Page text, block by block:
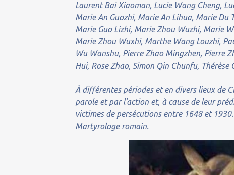
Laurent Bai Xiaoman, Lucie Wang Cheng,
Marie An Guozhi, Marie An Lihua, Marie Du
Marie Guo Lizhi, Marie Zhou Wuzhi, Marie
Marie Zhou Wuxhi, Marthe Wang Louzhi,
Wu Wanshu, Pierre Zhao Mingzhen, Pierre
Hui, Rose Zhao, Simon Qin Chunfu,
À différentes périodes et en divers lieux de
parole et par l’action et, à cause de leur
victimes de persécutions entre 1648 et 1930.
Martyrologe romain.